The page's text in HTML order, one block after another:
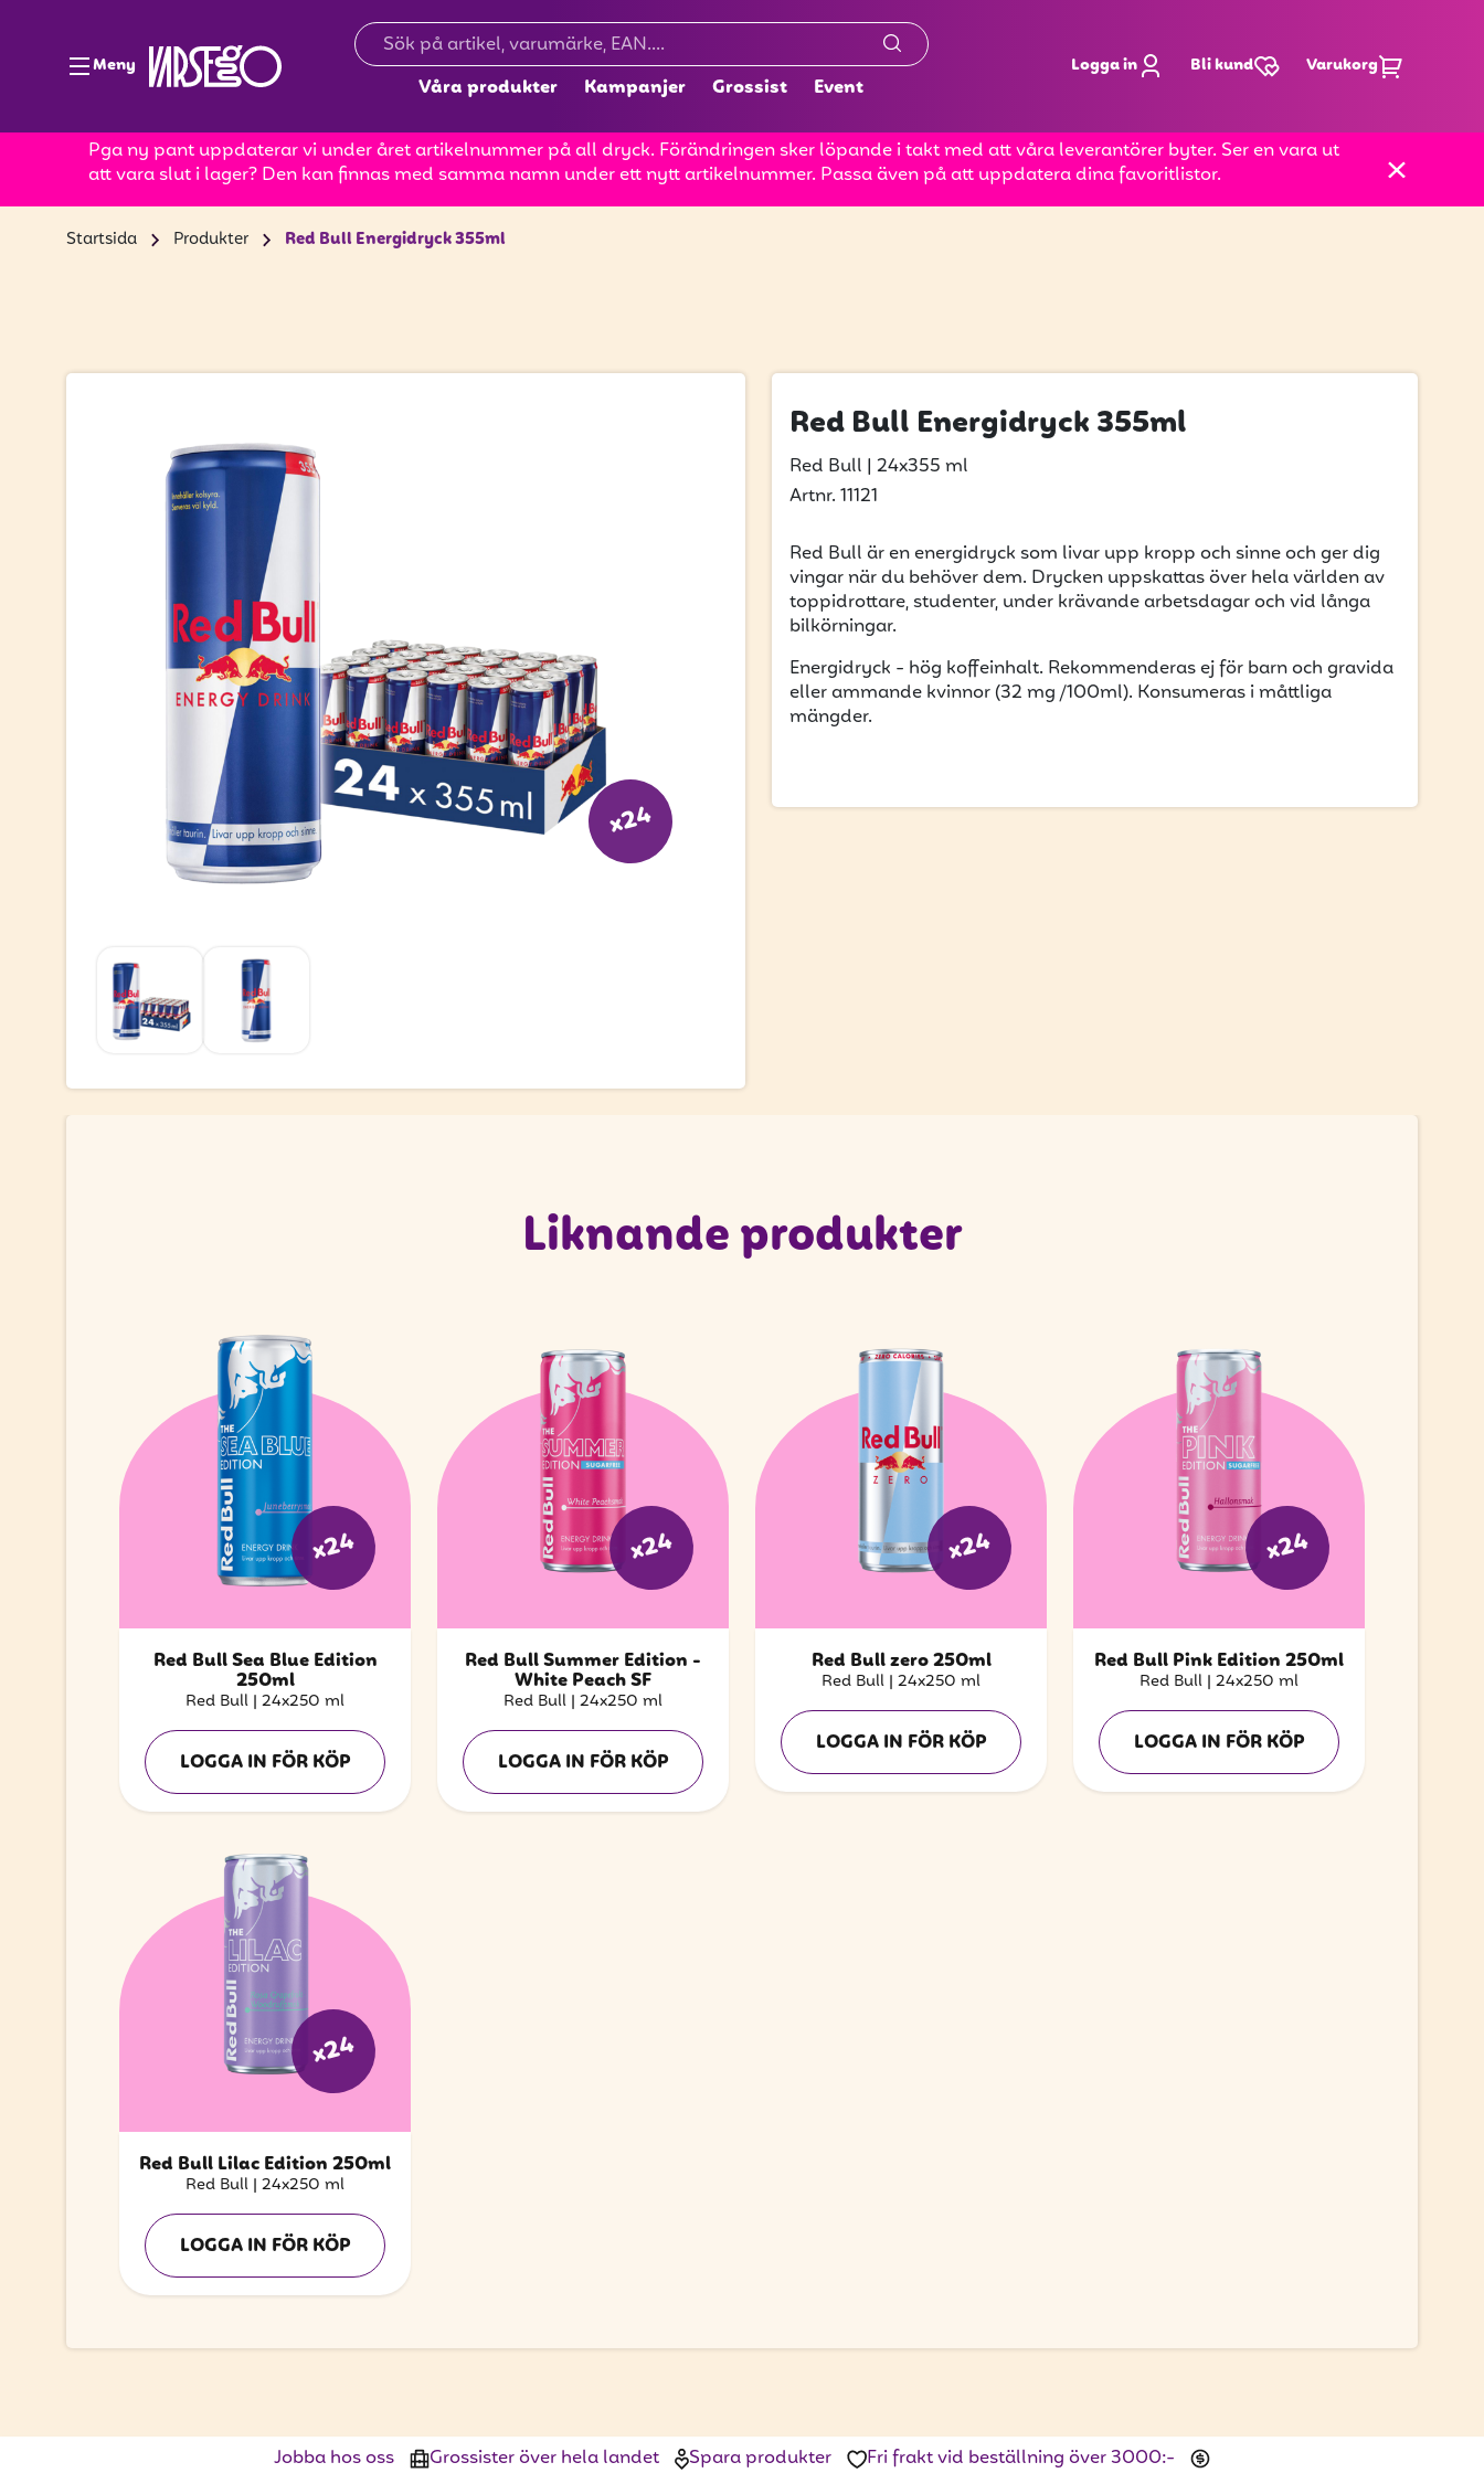
Meny
Våra produkter Kampanjer Grossist Event
Logga in Bli kund Varukorg
Pga ny pant uppdaterar vi under året artikelnummer på all dryck. Förändringen sker löpande i takt med att våra leverantörer byter. Ser en vara ut
att vara slut i lager? Den kan finnas med samma namn under ett nytt artikelnummer. Passa även på att uppdatera dina favoritlistor.
Startsida Produkter Red Bull Energidryck 355ml
x24
Red Bull Energidryck 355ml
Red Bull | 24x355 ml
Artnr. 11121
Red Bull är en energidryck som livar upp kropp och sinne och ger dig
vingar när du behöver dem. Drycken uppskattas över hela världen av
toppidrottare, studenter, under krävande arbetsdagar och vid långa
bilkörningar.
Energidryck - hög koffeinhalt. Rekommenderas ej för barn och gravida
eller ammande kvinnor (32 mg /100ml). Konsumeras i måttliga
mängder.
Liknande produkter
x24
Red Bull Sea Blue Edition
250ml
Red Bull | 24x250 ml
LOGGA IN FÖR KÖP
x24
Red Bull Summer Edition -
White Peach SF
Red Bull | 24x250 ml
LOGGA IN FÖR KÖP
x24
Red Bull zero 250ml
Red Bull | 24x250 ml
LOGGA IN FÖR KÖP
x24
Red Bull Pink Edition 250ml
Red Bull | 24x250 ml
LOGGA IN FÖR KÖP
x24
Red Bull Lilac Edition 250ml
Red Bull | 24x250 ml
LOGGA IN FÖR KÖP
Jobba hos oss Grossister över hela landet Spara produkter Fri frakt vid beställning över 3000:-